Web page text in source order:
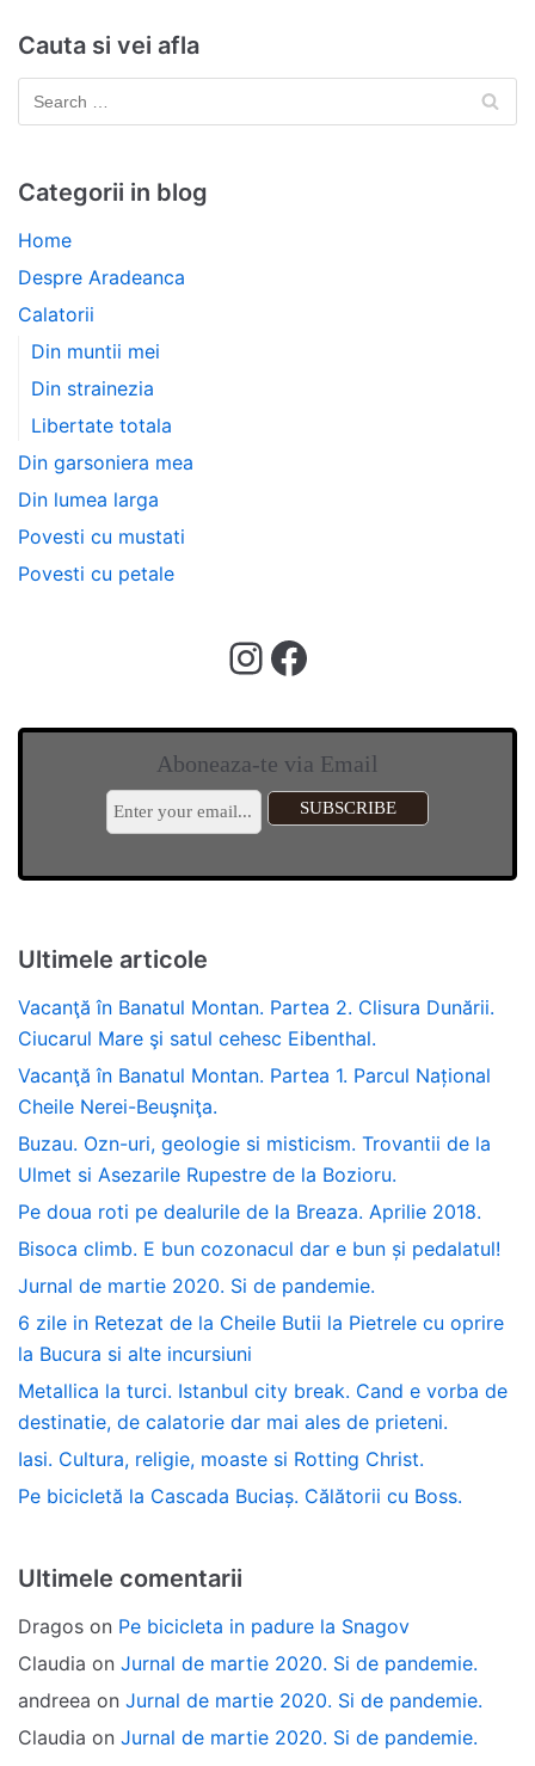
Cauta si vei afla
Categorii in blog
Home
Despre Aradeanca
Calatorii
Din muntii mei
Din strainezia
Libertate totala
Din garsoniera mea
Din lumea larga
Povesti cu mustati
Povesti cu petale
Aboneaza-te via Email
Ultimele articole
Vacanţă în Banatul Montan. Partea 2. Clisura Dunării.
Ciucarul Mare şi satul cehesc Eibenthal.
Vacanţă în Banatul Montan. Partea 1. Parcul Național
Cheile Nerei-Beuşniţa.
Buzau. Ozn-uri, geologie si misticism. Trovantii de la
Ulmet si Asezarile Rupestre de la Bozioru.
Pe doua roti pe dealurile de la Breaza. Aprilie 2018.
Bisoca climb. E bun cozonacul dar e bun și pedalatul!
Jurnal de martie 2020. Si de pandemie.
6 zile in Retezat de la Cheile Butii la Pietrele cu oprire
la Bucura si alte incursiuni
Metallica la turci. Istanbul city break. Cand e vorba de
destinatie, de calatorie dar mai ales de prieteni.
Iasi. Cultura, religie, moaste si Rotting Christ.
Pe bicicletă la Cascada Buciaș. Călătorii cu Boss.
Ultimele comentarii
Dragos on Pe bicicleta in padure la Snagov
Claudia on Jurnal de martie 2020. Si de pandemie.
andreea on Jurnal de martie 2020. Si de pandemie.
Claudia on Jurnal de martie 2020. Si de pandemie.